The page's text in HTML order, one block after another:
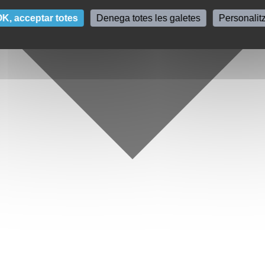
acceptar totes Denega totes les galetes